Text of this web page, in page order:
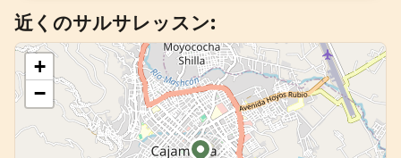
+ イベントを追加
近くのサルサレッスン:
+
−